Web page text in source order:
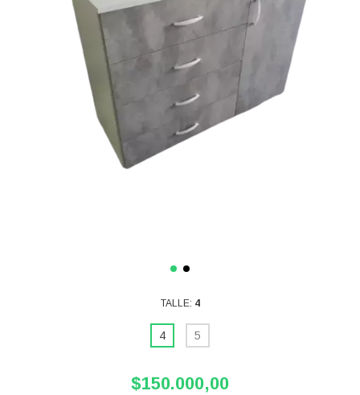
TALLE: 4
4 5
$150.000,00